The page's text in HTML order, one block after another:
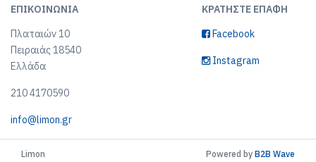
ΕΠΙΚΟΙΝΩΝΊΑ
Πλαταιών 10
Πειραιάς 18540
Ελλάδα
210 4170590
info@limon.gr
ΚΡΑΤΉΣΤΕ ΕΠΑΦΉ
Facebook
Instagram
Limon Powered by B2B Wave